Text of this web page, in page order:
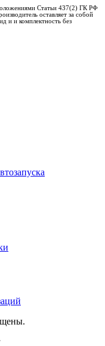
Статьи 437(2) ГК РФ
оставляет за собой
и и комплектность без